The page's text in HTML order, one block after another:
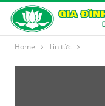
Home Tin tức